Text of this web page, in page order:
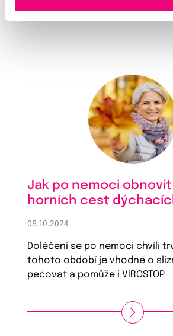
Jak po nemoci
horních cest
08.10.2024
Doléčení se po nemoci chvíli
tohoto období je vhodné o
pečovat a pomůže i VIROSTOP